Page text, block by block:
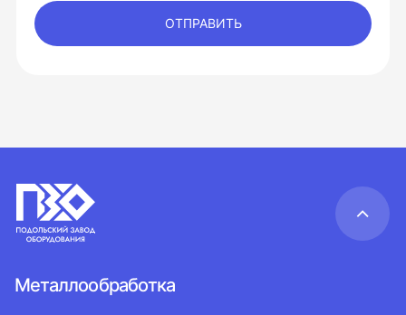
ОТПРАВИТЬ
Металлообработка